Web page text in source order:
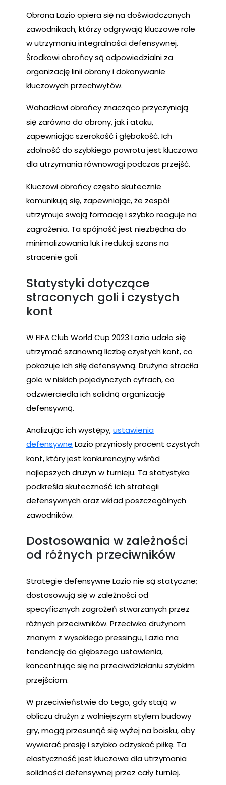
Obrona Lazio opiera się na doświadczonych
zawodnikach, którzy odgrywają kluczowe role
w utrzymaniu integralności defensywnej.
Środkowi obrońcy są odpowiedzialni za
organizację linii obrony i dokonywanie
kluczowych przechwytów.
Wahadłowi obrońcy znacząco przyczyniają
się zarówno do obrony, jak i ataku,
zapewniając szerokość i głębokość. Ich
zdolność do szybkiego powrotu jest kluczowa
dla utrzymania równowagi podczas przejść.
Kluczowi obrońcy często skutecznie
komunikują się, zapewniając, że zespół
utrzymuje swoją formację i szybko reaguje na
zagrożenia. Ta spójność jest niezbędna do
minimalizowania luk i redukcji szans na
stracenie goli.
Statystyki dotyczące
straconych goli i czystych
kont
W FIFA Club World Cup 2023 Lazio udało się
utrzymać szanowną liczbę czystych kont, co
pokazuje ich siłę defensywną. Drużyna straciła
gole w niskich pojedynczych cyfrach, co
odzwierciedla ich solidną organizację
defensywną.
Analizując ich występy,ustawienia
defensywne Lazio przyniosły procent czystych
kont, który jest konkurencyjny wśród
najlepszych drużyn w turnieju. Ta statystyka
podkreśla skuteczność ich strategii
defensywnych oraz wkład poszczególnych
zawodników.
Dostosowania w zależności
od różnych przeciwników
Strategie defensywne Lazio nie są statyczne;
dostosowują się w zależności od
specyficznych zagrożeń stwarzanych przez
różnych przeciwników. Przeciwko drużynom
znanym z wysokiego pressingu, Lazio ma
tendencję do głębszego ustawienia,
koncentrując się na przeciwdziałaniu szybkim
przejściom.
W przeciwieństwie do tego, gdy stają w
obliczu drużyn z wolniejszym stylem budowy
gry, mogą przesunąć się wyżej na boisku, aby
wywierać presję i szybko odzyskać piłkę. Ta
elastyczność jest kluczowa dla utrzymania
solidności defensywnej przez cały turniej.